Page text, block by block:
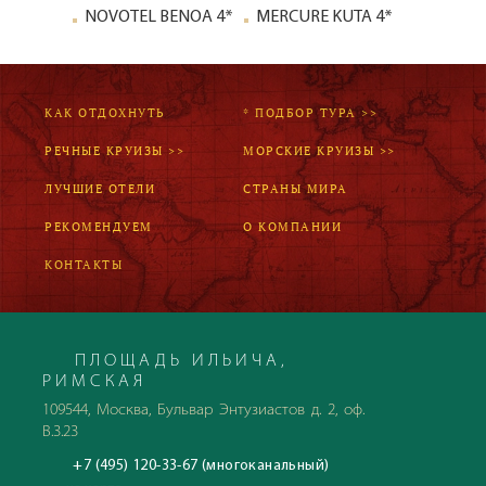
кто хочет получить незабываемые впечатления и опыт,
которые имели очень мало контактов с внешним миром,
трудно придумать лучший вариант.
Калимантан – мангровое царство
Авантюрным путешественникам интересен будет
Калимантан. Отдых здесь, конечно, не столь экстремален,
как на Папуа, но достаточно насыщен приключениями.
Походы в джунгли, сплав по горным рекам, посещение
традиционной даякской деревни – скучно не будет. А
остановиться можно в довольно комфортных условиях в
одном из крупных городов на побережье острова.
Распустивший во все стороны свои щупальца,
Сулавесиочень разный, как и вся Индонезия. Каждый из
«полуостровов» хорош по-своему, но из-за особенностей
NOVOTEL BENOA 4*
MERCURE KUTA 4*
КАК ОТДОХНУТЬ * ПОДБОР ТУРА >>
РЕЧНЫЕ КРУИЗЫ >> МОРСКИЕ КРУИЗЫ >>
ЛУЧШИЕ ОТЕЛИ СТРАНЫ МИРА
РЕКОМЕНДУЕМ О КОМПАНИИ
КОНТАКТЫ
ПЛОЩАДЬ ИЛЬИЧА,
РИМСКАЯ
109544, Москва, Бульвар Энтузиастов д. 2, оф.
В.3.23
+7 (495) 120-33-67 (многоканальный)